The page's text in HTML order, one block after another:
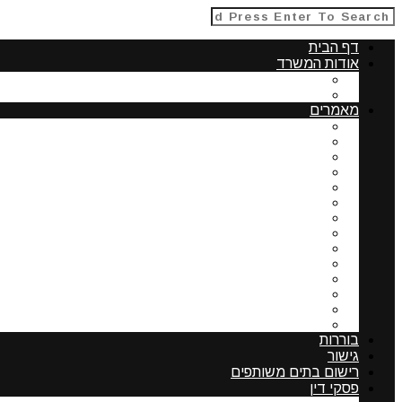
דף הבית
אודות המשרד
מאמרים
בוררות
גישור
רישום בתים משותפים
פסקי דין